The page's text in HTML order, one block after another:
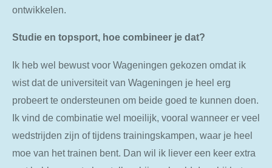
ontwikkelen.
Studie en topsport, hoe combineer je dat?
Ik heb wel bewust voor Wageningen gekozen omdat ik
wist dat de universiteit van Wageningen je heel erg
probeert te ondersteunen om beide goed te kunnen doen.
Ik vind de combinatie wel moeilijk, vooral wanneer er veel
wedstrijden zijn of tijdens trainingskampen, waar je heel
moe van het trainen bent. Dan wil ik liever een keer extra